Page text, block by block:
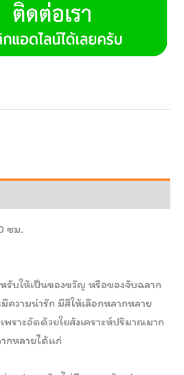
ซม.
รับให้เป็นของขวัญ หรือของจับฉลาก
ความน่ารัก มีสีให้เลือกหลากหลาย
ราะอัดด้วยใยสังเคราะห์ปริมาณมาก
กหลายได้แก่